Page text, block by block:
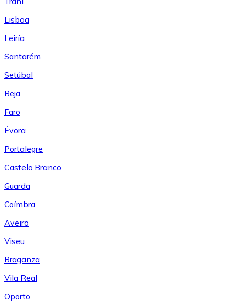
Lisboa
Leiría
Santarém
Setúbal
Beja
Faro
Évora
Portalegre
Castelo Branco
Guarda
Coímbra
Aveiro
Viseu
Braganza
Vila Real
Oporto